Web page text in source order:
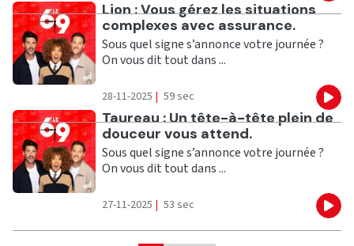
Ecouter
Lion : Vous gérez les situations
complexes avec assurance.
Sous quel signe s’annonce votre journée ?
On vous dit tout dans ...
28-11-2025 | 59 sec
Ecouter
Taureau : Un tête-à-tête plein de
douceur vous attend.
Sous quel signe s’annonce votre journée ?
On vous dit tout dans ...
27-11-2025 | 53 sec